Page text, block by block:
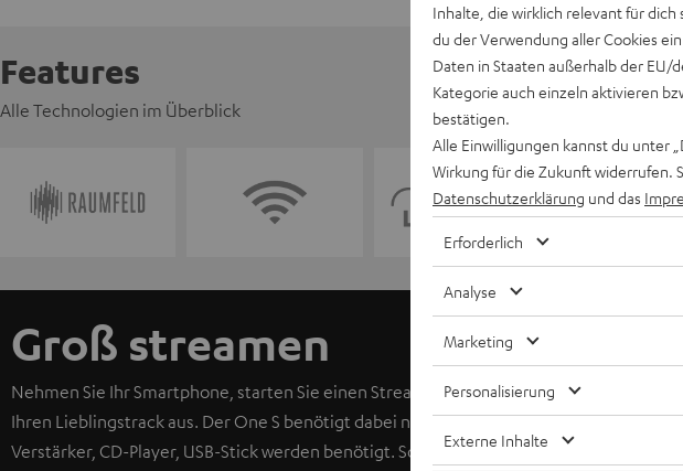
Features
Alle Technologien im Überblick
Groß streamen
Nehmen Sie Ihr Smartphone, starten Sie einen Streaming-Dienst in der Raumfeld App
Ihren Lieblingstrack aus. Der One S benötigt dabei nur einen Stromanschluss und
Verstärker, CD-Player, USB-Stick werden benötigt. So einfach geht streamen.
Inhalte, die wirklich relevant für dich
du der Verwendung aller Cookies
Daten in Staaten außerhalb der EU/
Kategorie auch einzeln aktivieren
bestätigen.
Alle Einwilligungen kannst du unter
Wirkung für die Zukunft widerrufen.
Datenschutzerklärung und das
Erforderlich
Analyse
Marketing
Personalisierung
Externe Inhalte